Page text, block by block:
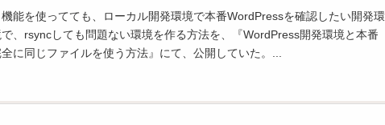
能を使ってても、ローカル開発環境で本番WordPressを確認したい開発環
、rsyncしても問題ない環境を作る方法を、『WordPress開発環境と本番
に同じファイルを使う方法』にて、公開していた。...